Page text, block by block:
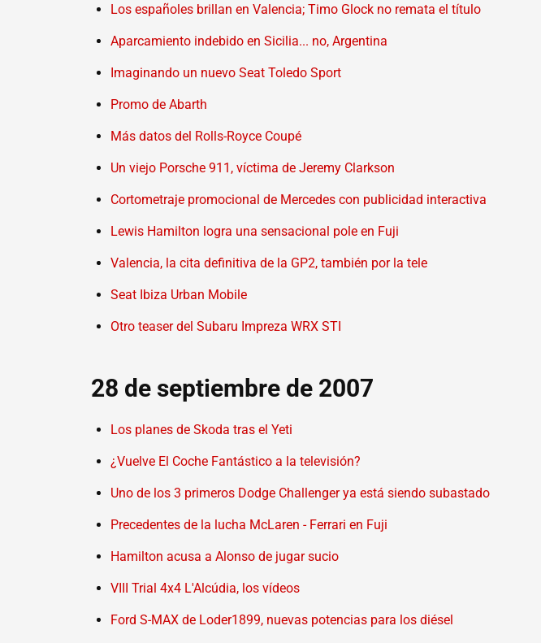
Los españoles brillan en Valencia; Timo Glock no remata el título
Aparcamiento indebido en Sicilia... no, Argentina
Imaginando un nuevo Seat Toledo Sport
Promo de Abarth
Más datos del Rolls-Royce Coupé
Un viejo Porsche 911, víctima de Jeremy Clarkson
Cortometraje promocional de Mercedes con publicidad interactiva
Lewis Hamilton logra una sensacional pole en Fuji
Valencia, la cita definitiva de la GP2, también por la tele
Seat Ibiza Urban Mobile
Otro teaser del Subaru Impreza WRX STI
28 de septiembre de 2007
Los planes de Skoda tras el Yeti
¿Vuelve El Coche Fantástico a la televisión?
Uno de los 3 primeros Dodge Challenger ya está siendo subastado
Precedentes de la lucha McLaren - Ferrari en Fuji
Hamilton acusa a Alonso de jugar sucio
VIII Trial 4x4 L'Alcúdia, los vídeos
Ford S-MAX de Loder1899, nuevas potencias para los diésel